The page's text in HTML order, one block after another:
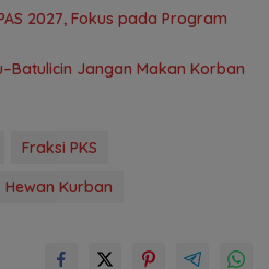
2027, Fokus pada Program
Jangan Makan Korban
Fraksi PKS
Hewan Kurban